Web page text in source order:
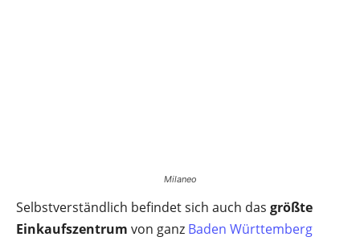
Milaneo
Selbstverständlich befindet sich auch das größte
Einkaufszentrum von ganz Baden Württemberg